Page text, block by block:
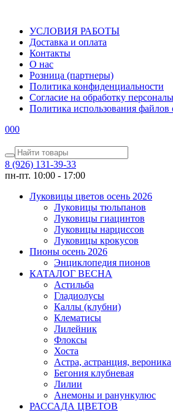
УСЛОВИЯ РАБОТЫ
Доставка и оплата
Контакты
О наc
Розница (партнеры)
Политика конфиденциальности
Согласие на обработку
Политика использования файлов
000
8 (926) 131-39-33
пн-пт. 10:00 - 17:00
Луковицы цветов осень 2026
Луковицы тюльпанов
Луковицы гиацинтов
Луковицы нарциссов
Луковицы крокусов
Пионы осень 2026
Энциклопедия пионов
КАТАЛОГ ВЕСНА
Астильба
Гладиолусы
Каллы (клубни)
Клематисы
Лилейник
Флоксы
Хоста
Астра, астранция, вероника
Бегония клубневая
Лилии
Анемоны и ранункулюс
РАССАДА ЦВЕТОВ